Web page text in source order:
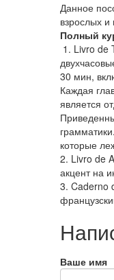
Данное
взрослых и
Полный
1. Livro de
30 мин,
Каждая
является
которые
2. Livro de
акцент на
3. Caderno
Ваше имя